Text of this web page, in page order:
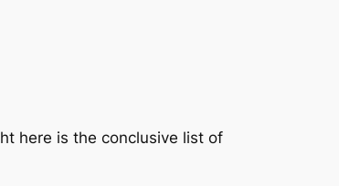
here is the conclusive list of